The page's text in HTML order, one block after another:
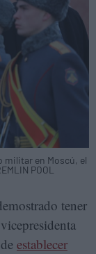
militar en Moscú, el
POOL
tener
establecer